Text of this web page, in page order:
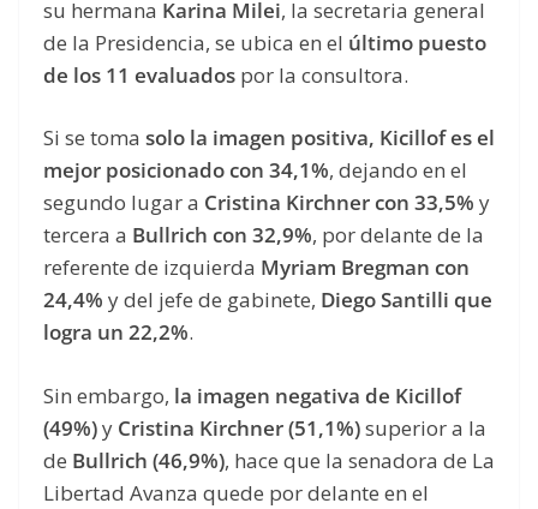
su hermana Karina Milei, la secretaria general
de la Presidencia, se ubica en el último puesto
de los 11 evaluados por la consultora.
Si se toma solo la imagen positiva, Kicillof es el
mejor posicionado con 34,1%, dejando en el
segundo lugar a Cristina Kirchner con 33,5% y
tercera a Bullrich con 32,9%, por delante de la
referente de izquierda Myriam Bregman con
24,4% y del jefe de gabinete, Diego Santilli que
logra un 22,2%.
Sin embargo, la imagen negativa de Kicillof
(49%)y Cristina Kirchner (51,1%)superior a la
de Bullrich (46,9%), hace que la senadora de La
Libertad Avanza quede por delante en el